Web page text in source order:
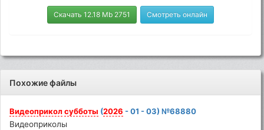
Скачать 12.18 Mb 2751 Смотреть онлайн
Похожие файлы
Видеоприкол субботы (2026 - 01 - 03) №68880
Видеоприколы